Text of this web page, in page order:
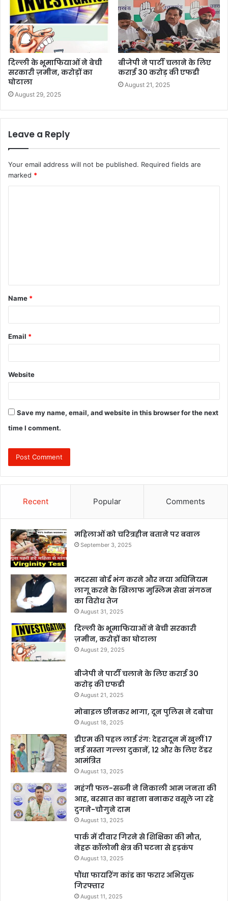
दिल्ली के भूमाफियाओं ने बेची
सरकारी ज़मीन, करोड़ों का
घोटाला
August 29, 2025
बीजेपी ने पार्टी चलाने के लिए
कराई 30 करोड़ की एफडी
August 21, 2025
Leave a Reply
Your email address will not be published. Required fields are
marked *
t
*
Name *
Email *
Website
Save my name, email, and website in this browser for the next
time I comment.
Recent Popular Comments
महिलाओं को चरित्रहीन बताने पर बवाल
September 3, 2025
मदरसा बोर्ड भंग करने और नया अधिनियम
लागू करने के खिलाफ मुस्लिम सेवा संगठन
का विरोध तेज
August 31, 2025
दिल्ली के भूमाफियाओं ने बेची सरकारी
ज़मीन, करोड़ों का घोटाला
August 29, 2025
बीजेपी ने पार्टी चलाने के लिए कराई 30
करोड़ की एफडी
August 21, 2025
मोबाइल छीनकर भागा, दून पुलिस ने दबोचा
August 18, 2025
डीएम की पहल लाई रंग: देहरादून में खुलीं 17
नई सस्ता गल्ला दुकानें, 12 और के लिए टेंडर
आमंत्रित
August 13, 2025
महंगी फल-सब्जी ने निकाली आम जनता की
आह, बरसात का बहाना बनाकर वसूले जा रहे
दुगने-चौगुने दाम
August 13, 2025
पार्क में दीवार गिरने से शिक्षिका की मौत,
नेहरू कॉलोनी क्षेत्र की घटना से हड़कंप
August 13, 2025
पौंधा फायरिंग कांड का फरार अभियुक्त
गिरफ्तार
August 11, 2025